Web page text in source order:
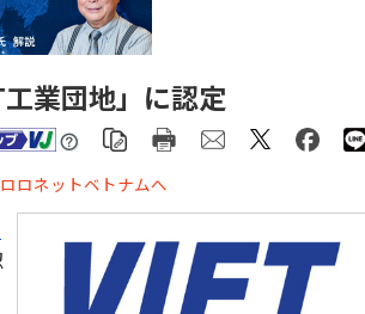
業団地」に認定
ロネットベトナムへ